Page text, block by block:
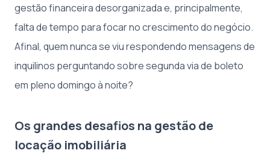
gestão financeira desorganizada e, principalmente,
falta de tempo para focar no crescimento do negócio.
Afinal, quem nunca se viu respondendo mensagens de
inquilinos perguntando sobre segunda via de boleto
em pleno domingo à noite?
Os grandes desafios na gestão de
locação imobiliária